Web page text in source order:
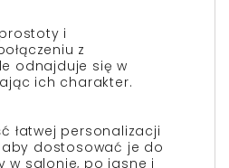
i
z
odnajduje się w
ich charakter.
łatwej personalizacji
aby dostosować je do
w salonie, po jasne i